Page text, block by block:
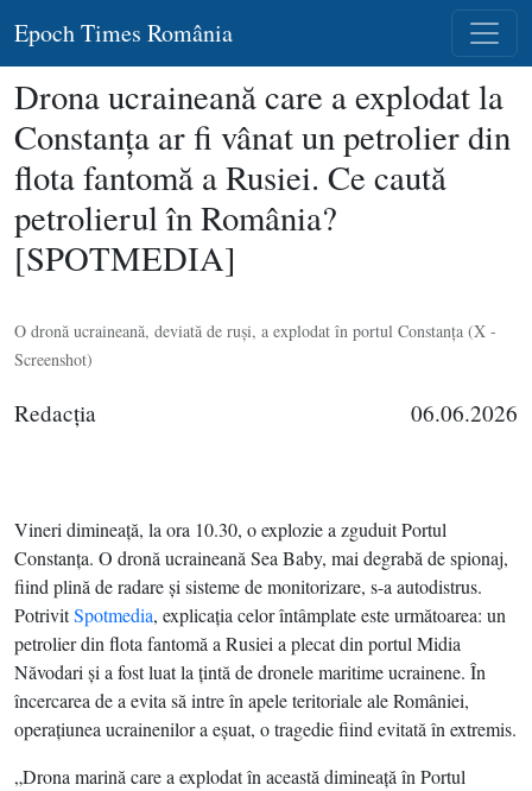
Epoch Times România
Drona ucraineană care a explodat la
Constanţa ar fi vânat un petrolier din
flota fantomă a Rusiei. Ce caută
petrolierul în România?
[SPOTMEDIA]
O dronă ucraineană, deviată de ruşi, a explodat în portul Constanţa (X -
Screenshot)
Redacţia 06.06.2026
Vineri dimineaţă, la ora 10.30, o explozie a zguduit Portul
Constanţa. O dronă ucraineană Sea Baby, mai degrabă de spionaj,
fiind plină de radare şi sisteme de monitorizare, s-a autodistrus.
PotrivitSpotmedia, explicaţia celor întâmplate este următoarea: un
petrolier din flota fantomă a Rusiei a plecat din portul Midia
Năvodari şi a fost luat la ţintă de dronele maritime ucrainene. În
încercarea de a evita să intre în apele teritoriale ale României,
operaţiunea ucrainenilor a eşuat, o tragedie fiind evitată în extremis.
„Drona marină care a explodat în această dimineaţă în Portul